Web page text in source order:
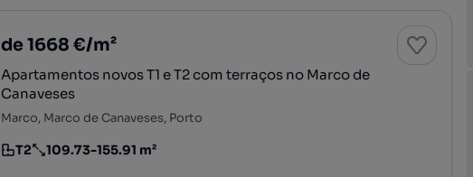
de 1668 €/m²
Apartamentos novos T1 e T2 com terraços no Marco de
Canaveses
Marco, Marco de Canaveses, Porto
Tipologia
T2
Preço por metro quadrado
109.73-155.91 m²